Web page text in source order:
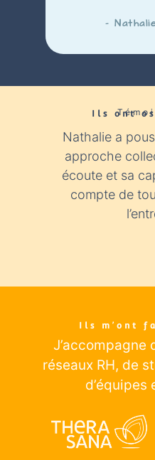
–
Ils ont
Nathalie a
approche
écoute et sa
compte de
Ils m’ont
J’accompagne
réseaux RH, de
d’équipes